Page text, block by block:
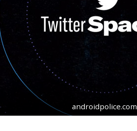
androidpolice.com